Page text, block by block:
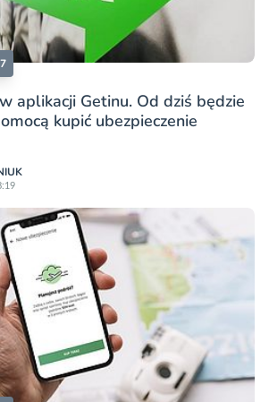
7
aplikacji Getinu. Od dziś będzie
kupić ubezpieczenie